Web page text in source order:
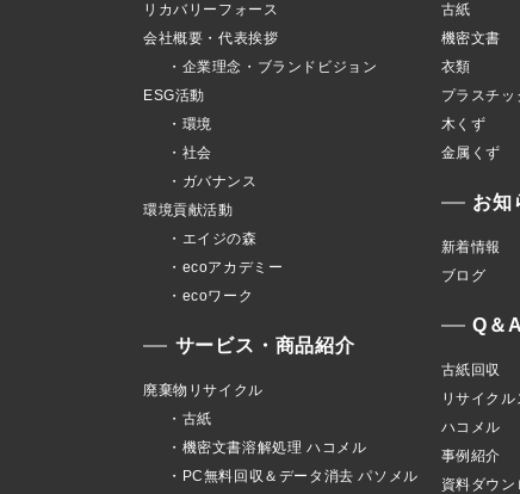
リカバリーフォース
会社概要・代表挨拶
・企業理念・ブランドビジョン
ESG活動
・環境
・社会
・ガバナンス
環境貢献活動
・エイジの森
・ecoアカデミー
・ecoワーク
サービス・商品紹介
廃棄物リサイクル
・古紙
・機密文書溶解処理 ハコメル
・PC無料回収＆データ消去 パソメル
古紙
機密文書
衣類
プラスチッ
木くず
金属くず
お知
新着情報
ブログ
Q＆A
古紙回収
リサイク
ハコメル
事例紹介
資料ダウン